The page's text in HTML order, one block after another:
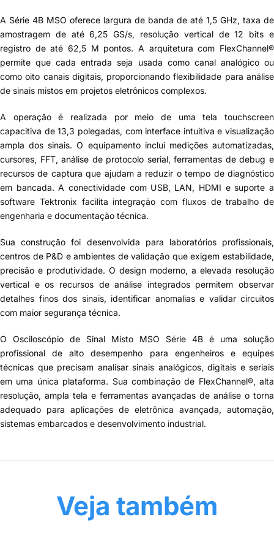
A Série 4B MSO oferece largura de banda de até 1,5 GHz, taxa de
amostragem de até6,25 GS/s, resolução vertical de12 bits e
registro de até 62,5 M pontos. A arquitetura com FlexChannel®
permite que cada entrada seja usada como canal analógico ou
como oito canais digitais, proporcionando flexibilidade para análise
de sinais mistos em projetos eletrônicos complexos.
A operação é realizada por meio de uma tela touchscreen
capacitiva de13,3 polegadas, com interface intuitiva e visualização
ampla dos sinais. O equipamento inclui medições automatizadas,
cursores, FFT, análise de protocolo serial, ferramentas de debug e
recursos de captura que ajudam a reduzir o tempo de diagnóstico
em bancada. A conectividade com USB, LAN, HDMI e suporte a
software Tektronix facilita integração com fluxos de trabalho de
engenharia e documentação técnica.
Sua construção foi desenvolvida para laboratórios profissionais,
centros de P&D e ambientes de validação que exigem estabilidade,
precisão e produtividade. O design moderno, a elevada resolução
vertical e os recursos de análise integrados permitem observar
detalhes finos dos sinais, identificar anomalias e validar circuitos
com maior segurança técnica.
O Osciloscópio de Sinal Misto MSO Série 4B é uma solução
profissional de alto desempenho para engenheiros e equipes
técnicas que precisam analisar sinais analógicos, digitais e seriais
em uma única plataforma. Sua combinação de FlexChannel®, alta
resolução, ampla tela e ferramentas avançadas de análise o torna
adequado para aplicações de eletrônica avançada, automação,
sistemas embarcados e desenvolvimento industrial.
Veja também